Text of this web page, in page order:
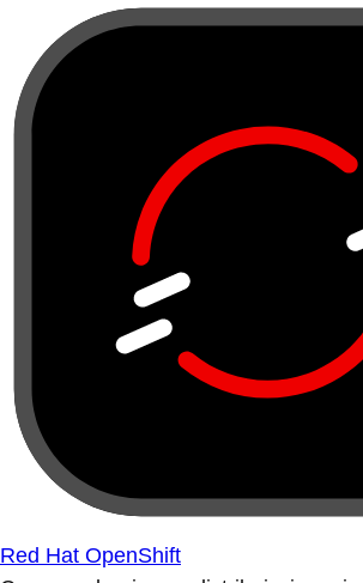
Red Hat OpenShift